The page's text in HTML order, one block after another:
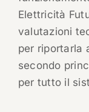
Elettricità
valutazioni
per riportarla
secondo
per tutto il